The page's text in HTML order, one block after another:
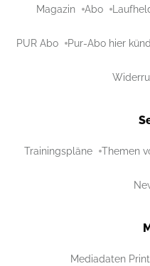
Magazin Abo
PUR Abo Pur-Abo hier
Trainingspläne Themen
Mediadaten